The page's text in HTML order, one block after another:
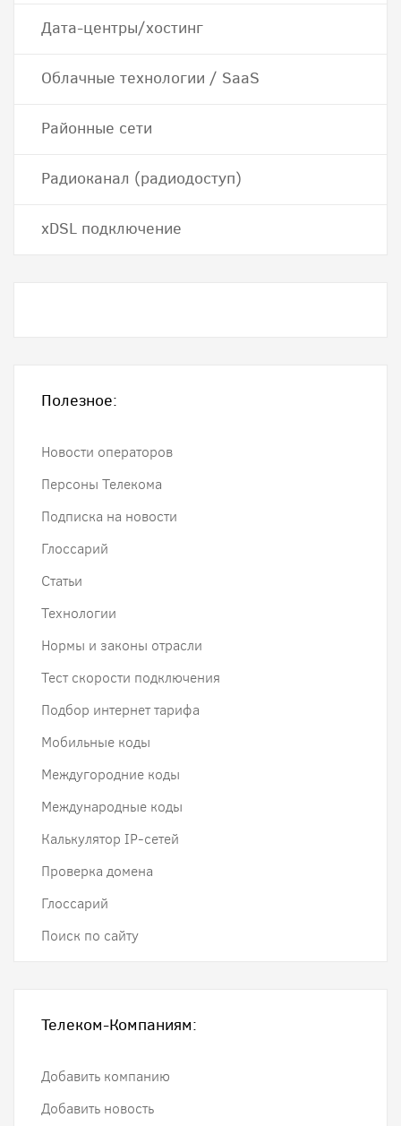
Дата-центры/хостинг
Облачные технологии / SaaS
Районные сети
Радиоканал (радиодоступ)
хDSL подключение
Полезное:
Новости операторов
Персоны Телекома
Подписка на новости
Глоссарий
Статьи
Технологии
Нормы и законы отрасли
Тест скорости подключения
Подбор интернет тарифа
Мобильные коды
Междугородние коды
Международные коды
Калькулятор IP-сетей
Проверка домена
Глоссарий
Поиск по сайту
Телеком-Компаниям:
Добавить компанию
Добавить новость